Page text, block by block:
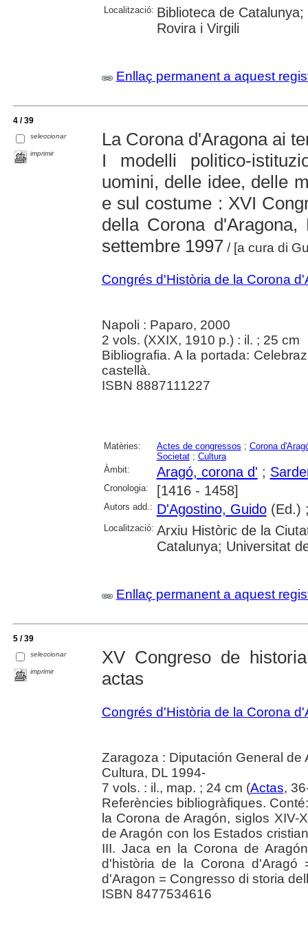
Localització: Biblioteca de
Rovira i Virgili
Enllaç permanent a aquest
4 / 39
seleccionar
imprimir
La Corona d'Aragona ai
I modelli politico-
uomini, delle idee, delle
e sul costume : XVI
della Corona d'Aragona,
settembre 1997 / [a cura di
Congrés d'Història de la Corona
Napoli : Paparo, 2000
2 vols. (XXIX, 1910 p.) : il. ; 25 cm
Bibliografia. A la portada:
castellà.
ISBN 8887111227
Matèries: Actes de congressos ; Corona
Societat; Cultura
Àmbit:
Aragó, corona d' ;
Cronologia: [1416 - 1458]
Autors add.: D'Agostino, Guido(Ed.)
Localització: Arxiu Històric de la
Catalunya; Universitat
Enllaç permanent a aquest
5 / 39
seleccionar
imprimir
XV Congreso de
actas
Congrés d'Història de la Corona
Zaragoza : Diputación General
Cultura, DL 1994-
7 vols. : il., map. ; 24 cm (Actas,
Referències bibliogràfiques.
la Corona de Aragón, siglos XIV-
de Aragón con los Estados
III. Jaca en la Corona de
d'història de la Corona d'Aragó
d'Aragon = Congresso di storia
ISBN 8477534616